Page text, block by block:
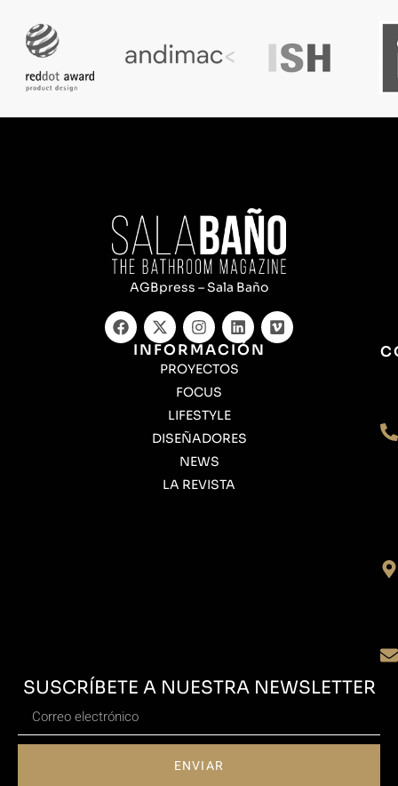
AGBpress – Sala Baño
INFORMACIÓN
PROYECTOS
FOCUS
LIFESTYLE
DISEÑADORES
NEWS
LA REVISTA
SUSCRÍBETE A NUESTRA NEWSLETTER
ENVIAR